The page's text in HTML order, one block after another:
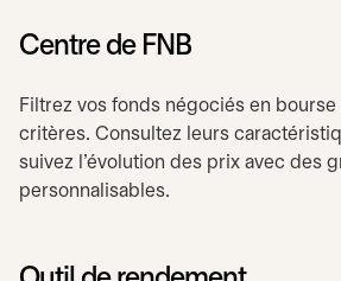
Centre de FNB
Filtrez vos fonds négociés en bourse
critères. Consultez leurs
suivez l’évolution des prix avec des
personnalisables.